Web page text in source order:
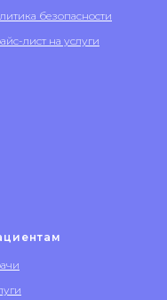
безопасности
лист на услуги